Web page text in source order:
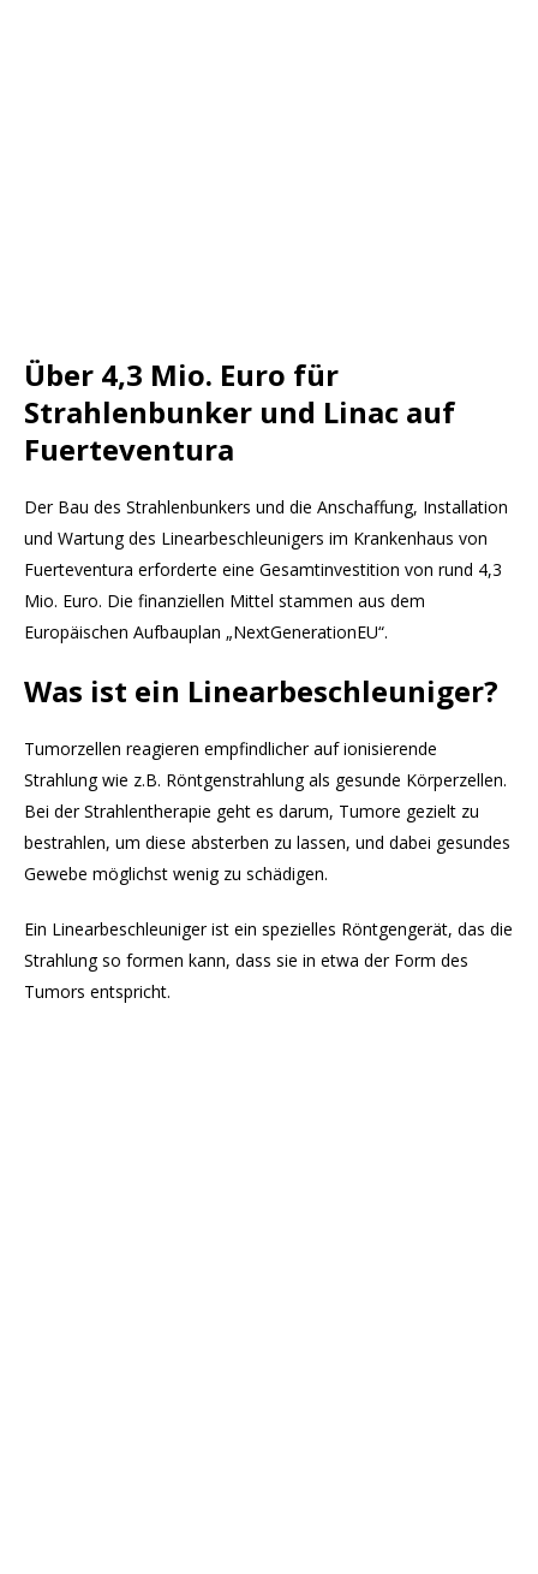
Über 4,3 Mio. Euro für
Strahlenbunker und Linac auf
Fuerteventura
Der Bau des Strahlenbunkers und die Anschaffung, Installation
und Wartung des Linearbeschleunigers im Krankenhaus von
Fuerteventura erforderte eine Gesamtinvestition von rund 4,3
Mio. Euro. Die finanziellen Mittel stammen aus dem
Europäischen Aufbauplan „NextGenerationEU“.
Was ist ein Linearbeschleuniger?
Tumorzellen reagieren empfindlicher auf ionisierende
Strahlung wie z.B. Röntgenstrahlung als gesunde Körperzellen.
Bei der Strahlentherapie geht es darum, Tumore gezielt zu
bestrahlen, um diese absterben zu lassen, und dabei gesundes
Gewebe möglichst wenig zu schädigen.
Ein Linearbeschleuniger ist ein spezielles Röntgengerät, das die
Strahlung so formen kann, dass sie in etwa der Form des
Tumors entspricht.